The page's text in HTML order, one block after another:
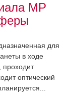
МР
для
в ходе
оптический